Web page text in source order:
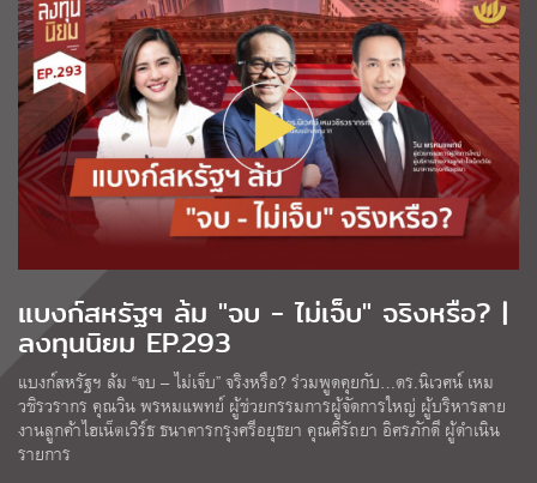
แบงก์สหรัฐฯ ล้ม "จบ - ไม่เจ็บ" จริงหรือ? |
ลงทุนนิยม EP.293
แบงก์สหรัฐฯ ล้ม “จบ – ไม่เจ็บ” จริงหรือ? ร่วมพูดคุยกับ…ดร.นิเวศน์ เหม
วชิรวรากร คุณวิน พรหมแพทย์ ผู้ช่วยกรรมการผู้จัดการใหญ่ ผู้บริหารสาย
งานลูกค้าไฮเน็ตเวิร์ธ ธนาคารกรุงศรีอยุธยา คุณศิรัถยา อิศรภักดี ผู้ดำเนิน
รายการ